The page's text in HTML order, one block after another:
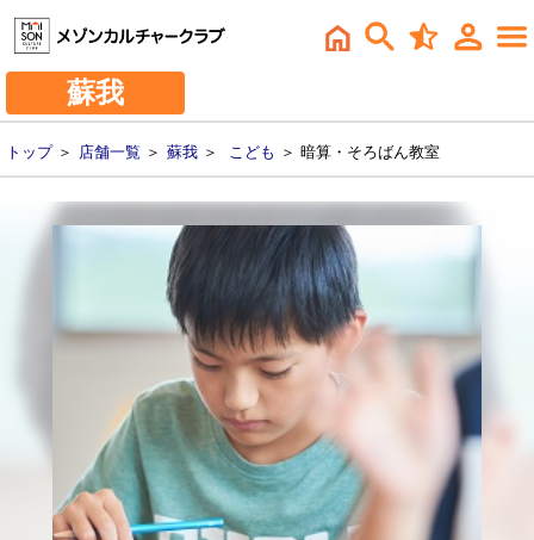
蘇我
トップ＞ 店舗一覧 ＞ 蘇我 ＞ こども ＞ 暗算・そろばん教室